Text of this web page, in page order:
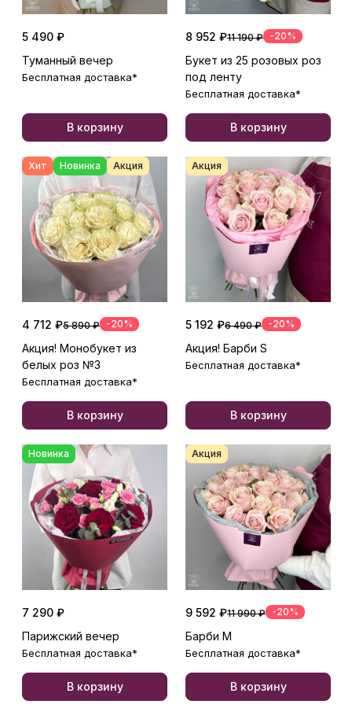
5 490 ₽
Туманный вечер
Бесплатная доставка*
В корзину
8 952 ₽11 190 ₽ -20%
Букет из 25 розовых роз
под ленту
Бесплатная доставка*
В корзину
Хит Новинка Акция
4 712 ₽5 890 ₽ -20%
Акция! Монобукет из
белых роз №3
Бесплатная доставка*
В корзину
Акция
5 192 ₽6 490 ₽ -20%
Акция! Барби S
Бесплатная доставка*
В корзину
Новинка
7 290 ₽
Парижский вечер
Бесплатная доставка*
В корзину
Акция
9 592 ₽11 990 ₽ -20%
Барби М
Бесплатная доставка*
В корзину